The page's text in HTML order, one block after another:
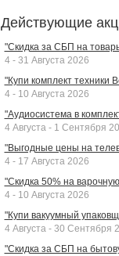
Действующие
"Скидка за СБП на
4 - 31 Августа 2026
"Купи комплект техники
4 - 10 Августа 2026
"Аудиосистема в
4 Августа - 1 Сентября
"Выгодные цены на
4 - 17 Августа 2026
"Скидка 50% на
4 - 10 Августа 2026
"Купи вакуумный
4 Августа - 30 Сентября
"Скидка за СБП на